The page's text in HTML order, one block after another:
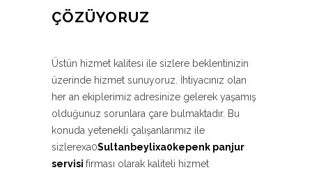
ÇÖZÜYORUZ
Üstün hizmet kalitesi ile sizlere beklentinizin
üzerinde hizmet sunuyoruz. İhtiyacınız olan
her an ekiplerimiz adresinize gelerek yaşamış
olduğunuz sorunlara çare bulmaktadır. Bu
konuda yetenekli çalışanlarımız ile
sizlerexa0Sultanbeylixa0kepenk panjur
servisi firması olarak kaliteli hizmet